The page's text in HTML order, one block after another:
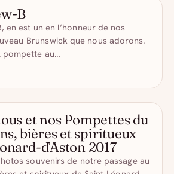
B
en est un en l’honneur de nos
Brunswick que nous adorons.
pompette au…
et nos Pompettes du
bières et spiritueux
d’Aston 2017
souvenirs de notre passage au